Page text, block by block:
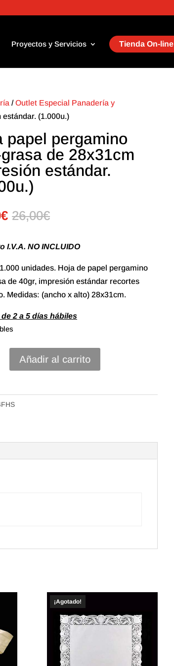
Proyectos y Servicios Tienda On-line
/Outlet Especial Panadería y
(1.000u.)
papel pergamino
de 28x31cm
estándar.
€ 26,00€
I.V.A. NO INCLUIDO
unidades. Hoja de papel pergamino
de 40gr, impresión estándar recortes
Medidas: (ancho x alto) 28x31cm.
2 a 5 días hábiles
Añadir al carrito
¡Agotado!